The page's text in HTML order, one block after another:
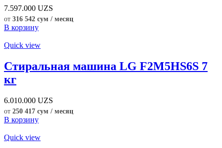
7.597.000 UZS
от 316 542 сум / месяц
В корзину
Quick view
Стиральная машина LG F2M5HS6S 7
кг
6.010.000 UZS
от 250 417 сум / месяц
В корзину
Quick view